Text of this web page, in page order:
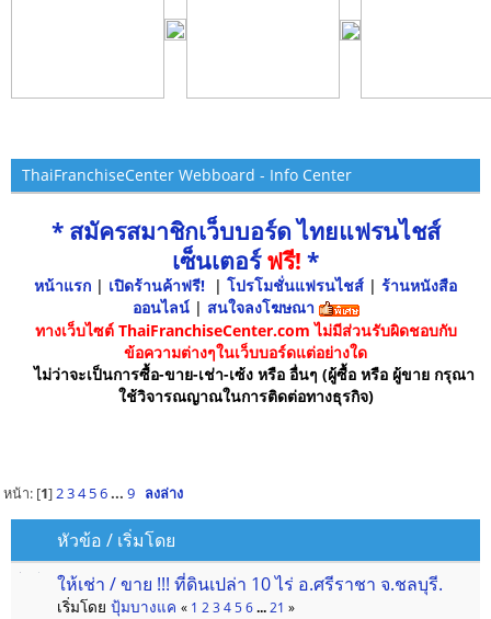
ThaiFranchiseCenter Webboard - Info Center
* สมัครสมาชิกเว็บบอร์ด ไทยแฟรนไชส์
เซ็นเตอร์ฟรี! *
หน้าแรก | เปิดร้านค้าฟรี! | โปรโมชั่นแฟรนไชส์ | ร้านหนังสือ
ออนไลน์ | สนใจลงโฆษณา
ทางเว็บไซต์ ThaiFranchiseCenter.com ไม่มีส่วนรับผิดชอบกับ
ข้อความต่างๆในเว็บบอร์ดแต่อย่างใด
ไม่ว่าจะเป็นการซื้อ-ขาย-เช่า-เซ้ง หรือ อื่นๆ (ผู้ซื้อ หรือ ผู้ขาย กรุณา
ใช้วิจารณญาณในการติดต่อทางธุรกิจ)
หน้า: [1]2 3 4 5 6 ... 9 ลงล่าง
หัวข้อ / เริ่มโดย
ให้เช่า / ขาย !!! ที่ดินเปล่า 10 ไร่ อ.ศรีราชา จ.ชลบุรี.
เริ่มโดย ปุ้มบางแค « 1 2 3 4 5 6 ... 21 »